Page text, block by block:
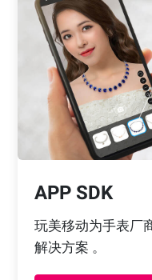
APP SDK
玩美移动为手表厂
解决方案 。